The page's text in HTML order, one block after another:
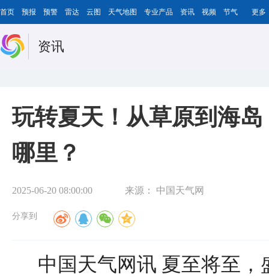
首页 预报 预警 雷达 云图 天气地图 专业产品 资讯 视频 节气 更多
资讯
玩转夏天！从草原到海
哪里？
2025-06-20 08:00:00 来源： 中国天气网
分享到
中国天气网讯 夏至将至